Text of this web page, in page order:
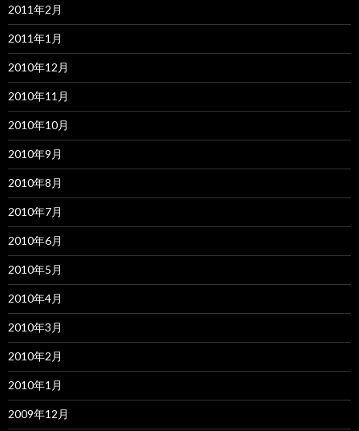
2011年2月
2011年1月
2010年12月
2010年11月
2010年10月
2010年9月
2010年8月
2010年7月
2010年6月
2010年5月
2010年4月
2010年3月
2010年2月
2010年1月
2009年12月